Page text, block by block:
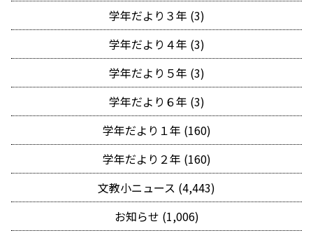
学年だより３年 (3)
学年だより４年 (3)
学年だより５年 (3)
学年だより６年 (3)
学年だより１年 (160)
学年だより２年 (160)
文教小ニュース (4,443)
お知らせ (1,006)